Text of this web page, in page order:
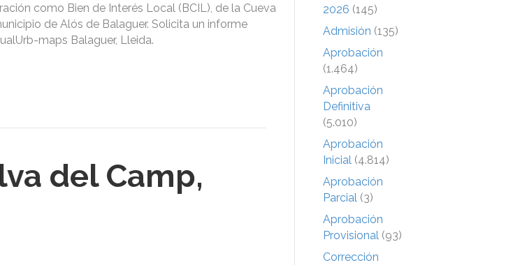
como Bien de Interés Local (BCIL), de la Cueva
de Alós de Balaguer. Solicita un informe
maps Balaguer, Lleida.
del Camp,
2026 (145)
Admisión (135)
Aprobación
(1.464)
Aprobación
Definitiva
(5.010)
Aprobación
Inicial (4.814)
Aprobación
Parcial (3)
Aprobación
Provisional (93)
Corrección